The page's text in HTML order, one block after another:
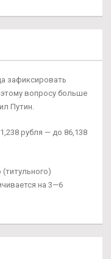
зафиксировать
вопросу больше
Путин.
рубля — до 86,138
на 3—6